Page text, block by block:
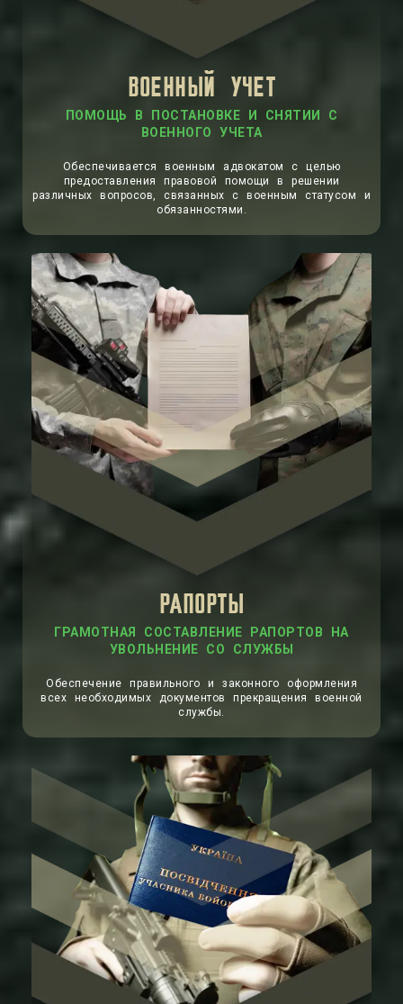
ВОЕННЫЙ УЧЕТ
ПОМОЩЬ В ПОСТАНОВКЕ И СНЯТИИ С
ВОЕННОГО УЧЕТА
Обеспечивается военным адвокатом с целью
предоставления правовой помощи в решении
различных вопросов, связанных с военным статусом и
обязанностями.
РАПОРТЫ
ГРАМОТНАЯ СОСТАВЛЕНИЕ РАПОРТОВ НА
УВОЛЬНЕНИЕ СО СЛУЖБЫ
Обеспечение правильного и законного оформления
всех необходимых документов прекращения военной
службы.